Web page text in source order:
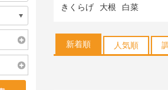
きくらげ 大根 白菜
新着順 人気順